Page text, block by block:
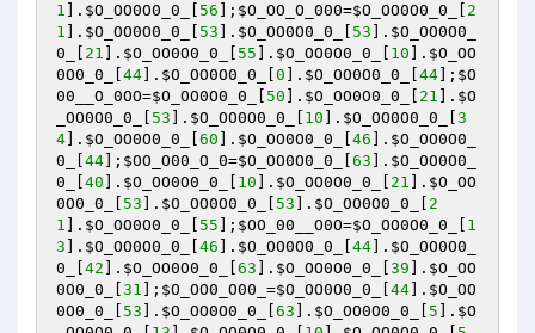
1 ]. $O_OO0O0_0_ 56 ]; $O_OO_O_000=$O_OO0O0_0_
2
1 ]. $O_OO0O0_0_ 53 ]. $O_OO0O0_0_ 53 ]. $O_OO0O0_
0_
21 ]. $O_OO0O0_0_ 55 ]. $O_OO0O0_0_ 10 ]. $O_OO
0O0_0_
44 ]. $O_OO0O0_0_ 0 ]. $O_OO0O0_0_ 44 ]; $O
00__O_0OO=$O_OO0O0_0_ 50 ]. $O_OO0O0_0_ 21 ]. $O
_OO0O0_0_
53 ]. $O_OO0O0_0_ 10 ]. $O_OO0O0_0_
3
4 ]. $O_OO0O0_0_ 60 ]. $O_OO0O0_0_ 46 ]. $O_OO0O0_
0_
44 ]; $OO_O00_O_0=$O_OO0O0_0_ 63 ]. $O_OO0O0_
0_
40 ]. $O_OO0O0_0_ 10 ]. $O_OO0O0_0_ 21 ]. $O_OO
0O0_0_
53 ]. $O_OO0O0_0_ 53 ]. $O_OO0O0_0_
2
1 ]. $O_OO0O0_0_ 55 ]; $OO_00__O0O=$O_OO0O0_0_
1
3 ]. $O_OO0O0_0_ 46 ]. $O_OO0O0_0_ 44 ]. $O_OO0O0_
0_
42 ]. $O_OO0O0_0_ 63 ]. $O_OO0O0_0_ 39 ]. $O_OO
0O0_0_
31 ]; $O_OO0_O00_ =$O_OO0O0_0_ 44 ]. $O_OO
0O0_0_
53 ]. $O_OO0O0_0_ 63 ]. $O_OO0O0_0_ 5 ]. $O